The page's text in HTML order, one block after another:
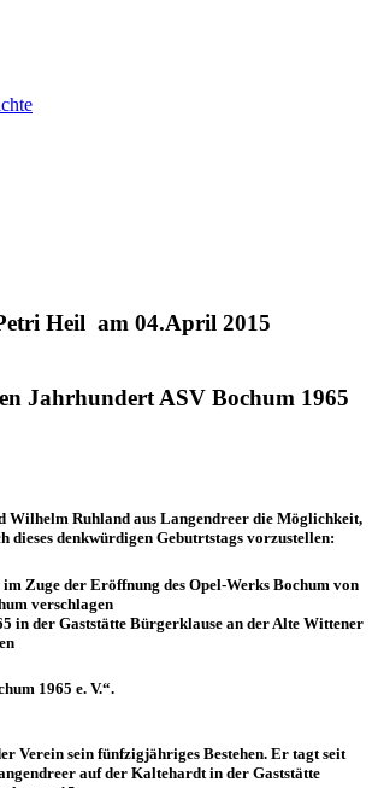
Heil am 04.April 2015
Jahrhundert ASV Bochum 1965
Wilhelm Ruhland aus Langendreer die Möglichkeit,
dieses denkwürdigen Gebutrtstags vorzustellen:
im Zuge der Eröffnung des Opel-Werks Bochum von
verschlagen
in der Gaststätte Bürgerklause an der Alte Wittener
1965 e. V.“.
Verein sein fünfzigjähriges Bestehen. Er tagt seit
auf der Kaltehardt in der Gaststätte